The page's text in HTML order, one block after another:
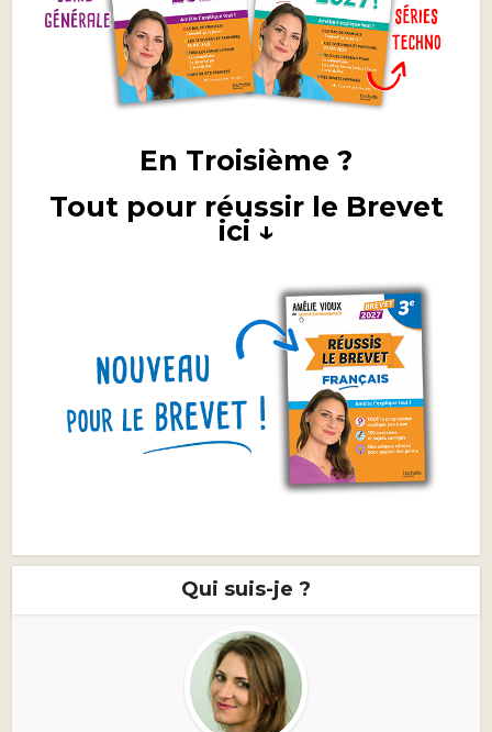
En Troisième ?
Tout pour réussir le Brevet
ici ↓
Qui suis-je ?